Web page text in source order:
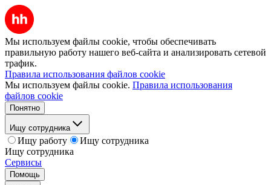
Мы используем файлы cookie, чтобы обеспечивать
правильную работу нашего веб-сайта и анализировать сетевой
трафик.
Правила использования файлов cookie
Мы используем файлы cookie. Правила использования
файлов cookie
Понятно
Ищу сотрудника
Ищу работу
Ищу сотрудника
Ищу сотрудника
Сервисы
Помощь